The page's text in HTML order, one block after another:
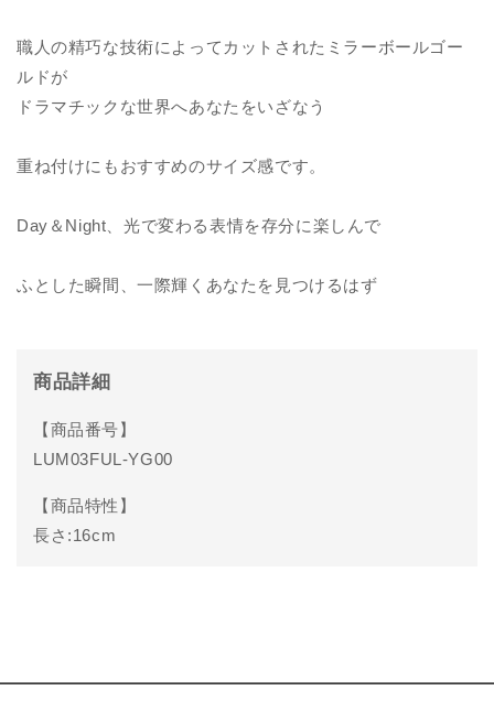
職人の精巧な技術によってカットされたミラーボールゴー
ルドが
ドラマチックな世界へあなたをいざなう
重ね付けにもおすすめのサイズ感です。
Day＆Night、光で変わる表情を存分に楽しんで
ふとした瞬間、一際輝くあなたを見つけるはず
商品詳細
商品番号
LUM03FUL-YG00
商品特性
長さ:16cm